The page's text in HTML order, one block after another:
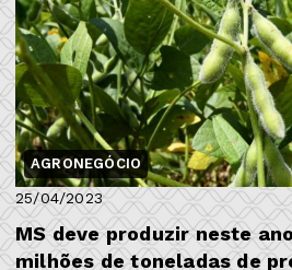
AGRONEGÓCIO
25/04/2023
MS deve produzir neste
milhões de toneladas de